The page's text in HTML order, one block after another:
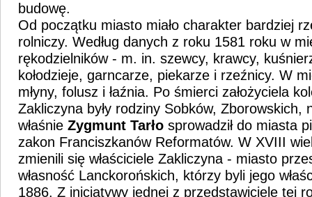
budowę.
Od początku miasto miało charakter bardziej
rolniczy. Według danych z roku 1581 roku w
rękodzielników - m. in. szewcy, krawcy,
kołodzieje, garncarze, piekarze i rzeźnicy. W
młyny, folusz i łaźnia. Po śmierci założyciela
Zakliczyna były rodziny Sobków, Zborowskich,
właśnie Zygmunt Tarło sprowadził do miasta
zakon Franciszkanów Reformatów. W XVIII
zmienili się właściciele Zakliczyna - miasto
własność Lanckorońskich, którzy byli jego
1886. Z inicjatywy jednej z przedstawiciele tej